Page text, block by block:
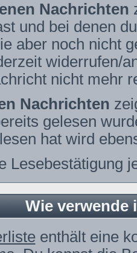
Nachrichten
und bei denen
aber noch nicht
widerrufen/
nicht mehr
Nachrichten
gelesen
hat wird
Lesebestätigung
Wie verwende
enthält eine